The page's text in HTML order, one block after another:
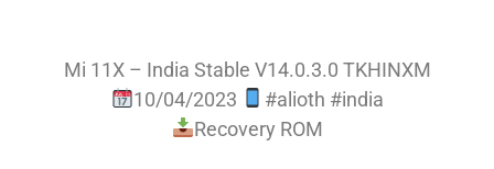
Mi 11X – India Stable V14.0.3.0 TKHINXM
10/04/2023
#alioth #india
Recovery ROM